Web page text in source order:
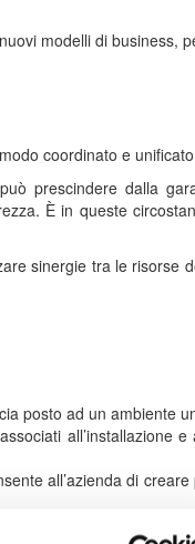
modelli di business,
coordinato e
prescindere dalla
È in queste
sinergie tra le risorse
posto ad un ambiente
all’installazione
all’azienda di
le diverse